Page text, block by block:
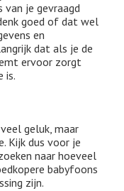
van je gevraagd
goed of dat wel
en
dat als je de
ervoor zorgt
is.
geluk, maar
Kijk dus voor je
naar hoeveel
babyfoons
zijn.